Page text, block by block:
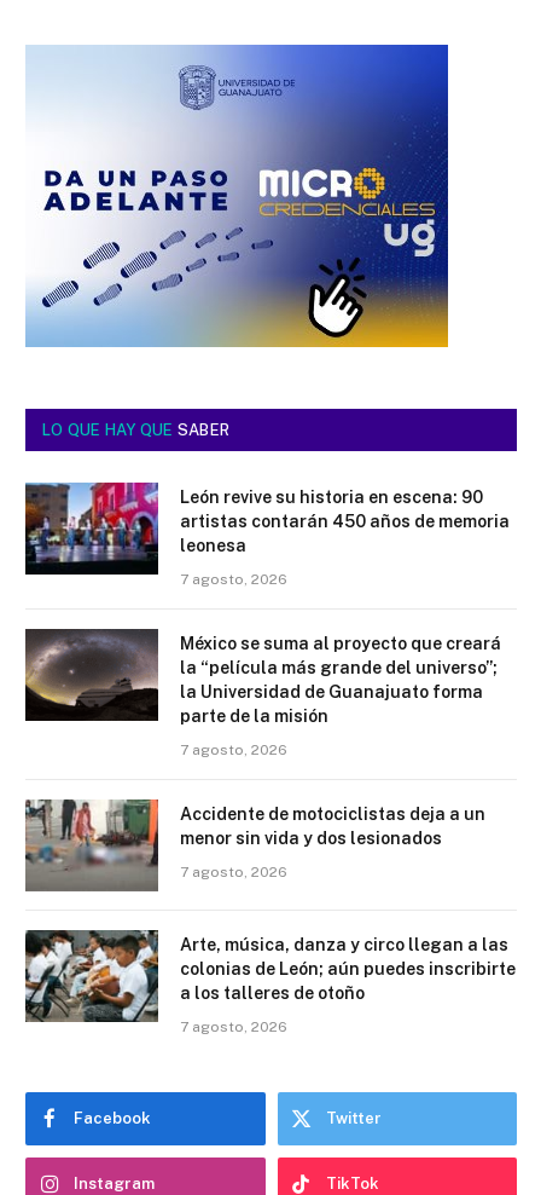
LO QUE HAY QUE SABER
León revive su historia en escena: 90
artistas contarán 450 años de memoria
leonesa
7 agosto, 2026
México se suma al proyecto que creará
la “película más grande del universo”;
la Universidad de Guanajuato forma
parte de la misión
7 agosto, 2026
Accidente de motociclistas deja a un
menor sin vida y dos lesionados
7 agosto, 2026
Arte, música, danza y circo llegan a las
colonias de León; aún puedes inscribirte
a los talleres de otoño
7 agosto, 2026
Facebook Twitter
Instagram TikTok